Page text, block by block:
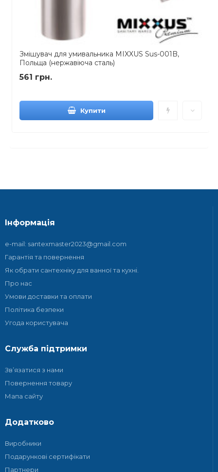
Змішувач для умивальника MIXXUS Sus-001B,
Польща (нержавіюча сталь)
561 грн.
Купити
Інформація
e-mail: santexmaster2023@gmail.com
Гарантія та повернення
Як обрати сантехніку для ванної та кухні.
Про нас
Умови доставки та оплати
Політика безпеки
Угода користувача
Служба підтримки
Зв’язатися з нами
Повернення товару
Мапа сайту
Додатково
Виробники
Подарункові сертифікати
Партнери